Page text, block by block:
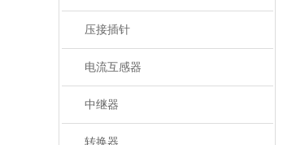
压接插针
电流互感器
中继器
转换器